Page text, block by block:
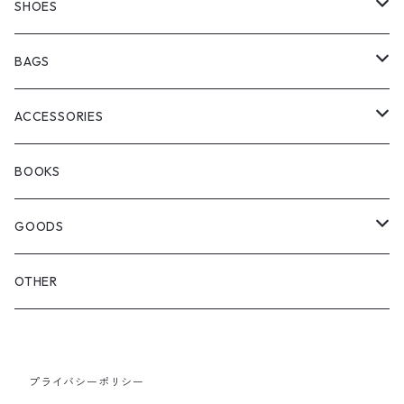
manewold
ChaosFissingClubxALLMOSTBLACK
WOODBLOCK
SEDAN ALL-PURPOSE
SHORT SLEEVE
HALF PANTS
SHOES
KICKS
BOOTS
BAGS
BACKPACK
SHOULDER
OTHER BAGS
ACCESSORIES
EYE WEAR
CAP&HAT
GLOVES&SCARF
SHOULDER
BOOKS
GOODS
TOY
PINS& PINBACK
OTHER
プライバシーポリシー